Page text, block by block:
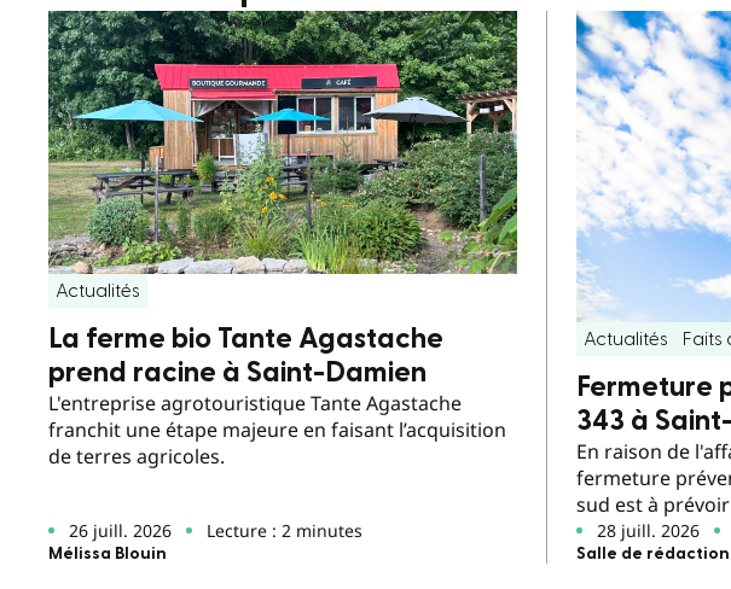
Actualités
La ferme bio Tante Agastache
prend racine à Saint-Damien
L'entreprise agrotouristique Tante Agastache
franchit une étape majeure en faisant l’acquisition
de terres agricoles.
26 juill. 2026 Lecture : 2 minutes
Mélissa Blouin
Actualités Faits
Fermeture
343 à
En raison de
fermeture
sud est à
28 juill. 2026
Salle de rédaction